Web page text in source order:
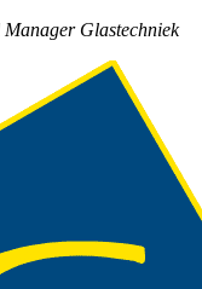
Glastechniek